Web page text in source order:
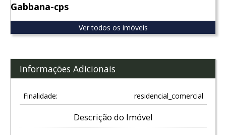
Gabbana-cps
Ver todos os imóveis
Informações Adicionais
Finalidade: residencial_comercial
Descrição do Imóvel